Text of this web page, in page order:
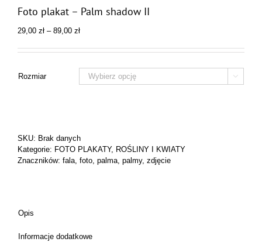
Foto plakat – Palm shadow II
29,00 zł – 89,00 złZakres
od
89,00 zł
Rozmiar 
SKU: Brak danych
Kategorie: FOTO PLAKATY, ROŚLINY I KWIATY
Znaczników: fala, foto, palma, palmy, zdjęcie
Opis
Informacje dodatkowe